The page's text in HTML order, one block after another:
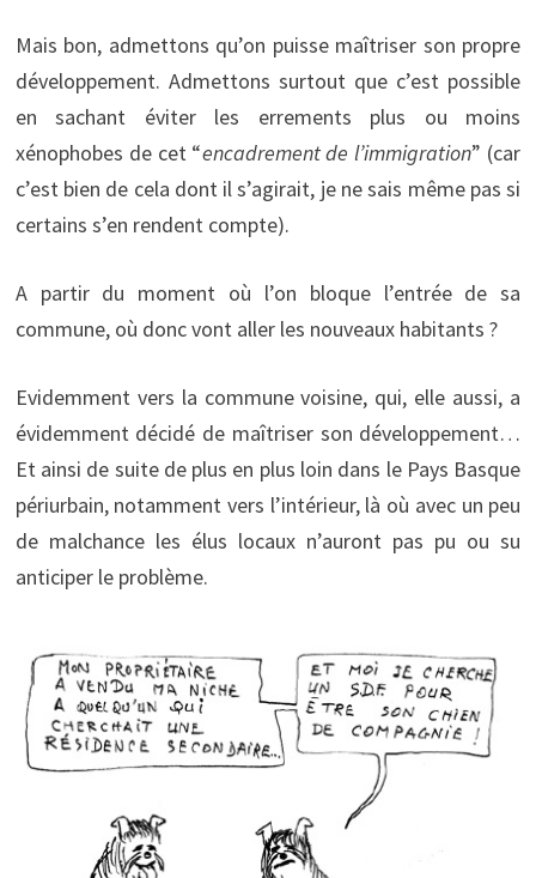
Mais bon, admettons qu’on puisse maîtriser son propre
développement. Admettons surtout que c’est possible
en sachant éviter les errements plus ou moins
xénophobes de cet “encadrementde l’immigration” (car
c’est bien de cela dont il s’agirait, je ne sais même pas si
certains s’en rendent compte).
A partir du moment où l’on bloque l’entrée de sa
commune, où donc vont aller les nouveaux habitants ?
Evidemment vers la commune voisine, qui, elle aussi, a
évidemment décidé de maîtriser son développement…
Et ainsi de suite de plus en plus loin dans le Pays Basque
périurbain, notamment vers l’intérieur, là où avec un peu
de malchance les élus locaux n’auront pas pu ou su
anticiper le problème.